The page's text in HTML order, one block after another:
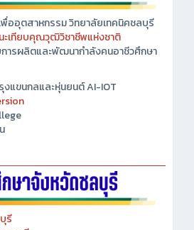
อุตสาหกรรม วิทยาลัยเทคนิคชลบุรี
เทียบคุณวุฒิวิชาชีพแห่งชาติ
ารผลิตและพัฒนากำลังคนอาชีวศึกษา
ขนกลและหุ่นยนต์ AI-IOT